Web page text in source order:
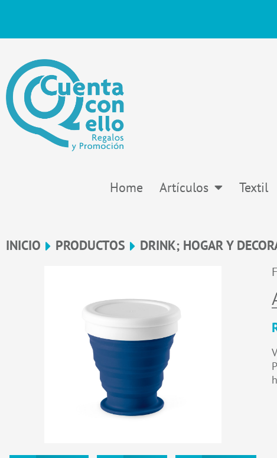
Home Artículos Textil
INICIO PRODUCTOS DRINK; HOGAR Y